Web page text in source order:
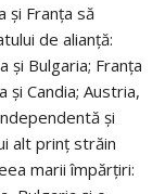
și Franța să
de alianță:
și Bulgaria; Franța
și Candia; Austria,
și
alt prinț străin
marii împărțiri: